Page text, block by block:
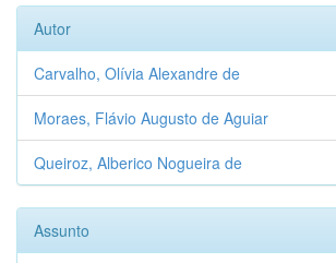
Autor
Carvalho, Olívia Alexandre de
Moraes, Flávio Augusto de Aguiar
Queiroz, Alberico Nogueira de
Assunto